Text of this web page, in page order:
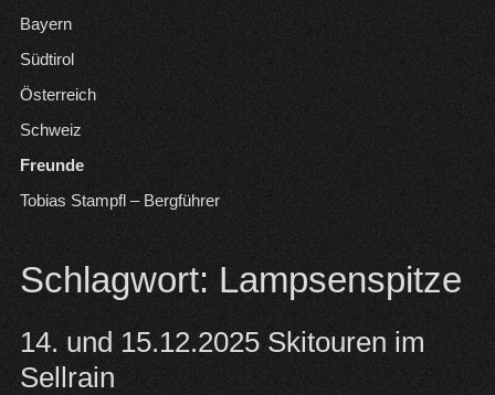
Bayern
Südtirol
Österreich
Schweiz
Freunde
Tobias Stampfl – Bergführer
Schlagwort: Lampsenspitze
14. und 15.12.2025 Skitouren im
Sellrain